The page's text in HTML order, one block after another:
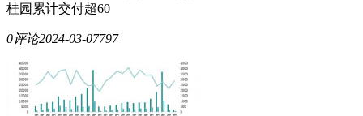
桂园累计交付超60
0评论2024-03-07797